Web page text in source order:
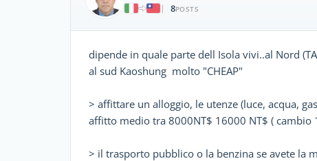
|
8POSTS
dipende in quale parte dell Isola vivi..al Nord
al sud Kaoshung molto "CHEAP"
> affittare un alloggio, le utenze (luce, acqua,
affitto medio tra 8000NT$ 16000 NT$ ( cambio
> il trasporto pubblico o la benzina se avete la